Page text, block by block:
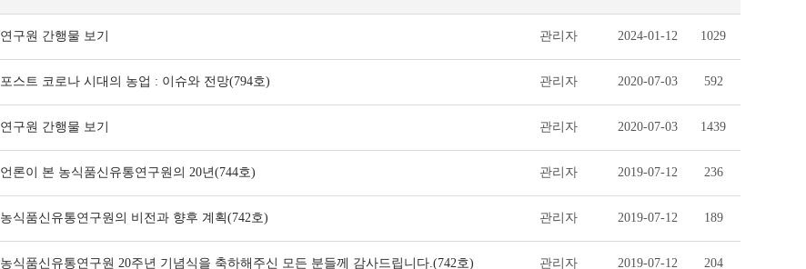
연구원 간행물 보기 관리자 2024-01-12 1029
포스트 코로나 시대의 농업 : 이슈와 전망(794호) 관리자 2020-07-03 592
연구원 간행물 보기 관리자 2020-07-03 1439
언론이 본 농식품신유통연구원의 20년(744호) 관리자 2019-07-12 236
농식품신유통연구원의 비전과 향후 계획(742호) 관리자 2019-07-12 189
농식품신유통연구원 20주년 기념식을 축하해주신 모든 분들께 감사드립니다.(742호) 관리자 2019-07-12 204